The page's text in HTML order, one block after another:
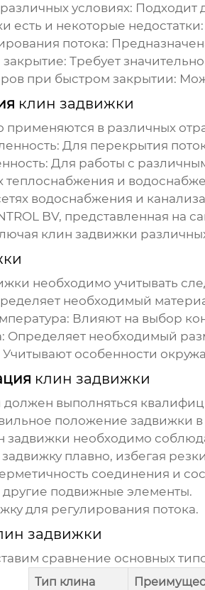
условиях:
есть и некоторые недостатки:
потока:
Требует
при быстром закрытии:
клин задвижки
применяются в различных
Для перекрытия
Для работы с
теплоснабжения и
водоснабжения и
BV, представленная на
клин задвижки
необходимо учитывать
необходимый
Влияют на выбор
Определяет необходимый
Учитывают особенности
клин задвижки
должен выполняться
положение задвижки
задвижки необходимо
плавно, избегая
соединения и
подвижные элементы.
для регулирования потока.
задвижки
сравнение основных
Тип клина